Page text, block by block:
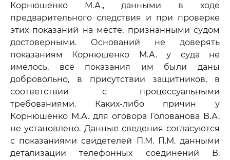
Корнюшенко М.А., данными в ходе
предварительного следствия и при проверке
этих показаний на месте, признанными судом
достоверными. Оснований не доверять
показаниям Корнюшенко М.А. у суда не
имелось, все показания им были даны
добровольно, в присутствии защитников, в
соответствии с процессуальными
требованиями. Каких-либо причин у
Корнюшенко М.А. для оговора Голованова В.А.
не установлено. Данные сведения согласуются
с показаниями свидетелей П.М. П.М. данными
детализации телефонных соединений В.